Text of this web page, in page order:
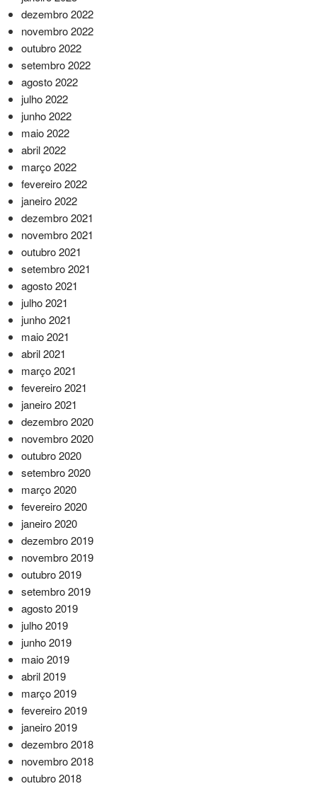
dezembro 2022
novembro 2022
outubro 2022
setembro 2022
agosto 2022
julho 2022
junho 2022
maio 2022
abril 2022
março 2022
fevereiro 2022
janeiro 2022
dezembro 2021
novembro 2021
outubro 2021
setembro 2021
agosto 2021
julho 2021
junho 2021
maio 2021
abril 2021
março 2021
fevereiro 2021
janeiro 2021
dezembro 2020
novembro 2020
outubro 2020
setembro 2020
março 2020
fevereiro 2020
janeiro 2020
dezembro 2019
novembro 2019
outubro 2019
setembro 2019
agosto 2019
julho 2019
junho 2019
maio 2019
abril 2019
março 2019
fevereiro 2019
janeiro 2019
dezembro 2018
novembro 2018
outubro 2018